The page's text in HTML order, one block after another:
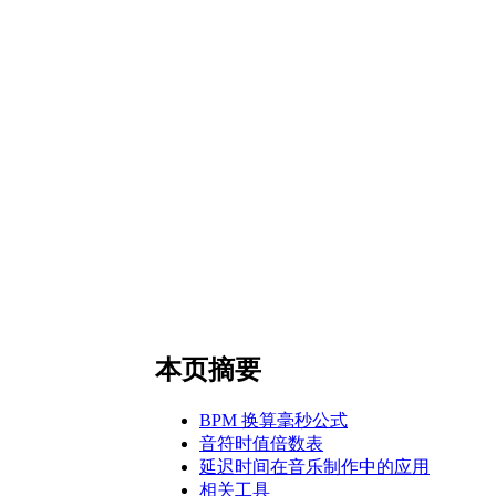
本页摘要
BPM 换算毫秒公式
音符时值倍数表
延迟时间在音乐制作中的应用
相关工具